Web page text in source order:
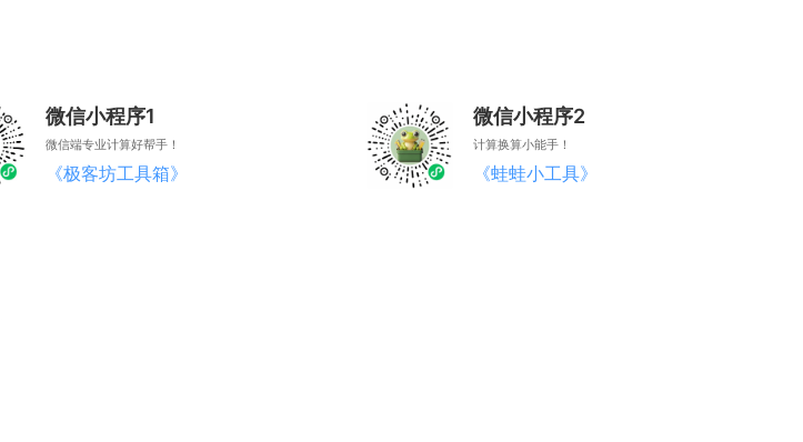
微信小程序1
微信端专业计算好帮手！
《极客坊工具箱》
微信小程序2
计算换算小能手！
《蛙蛙小工具》